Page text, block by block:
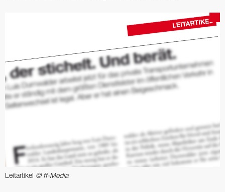
Leitartikel © ff-Media